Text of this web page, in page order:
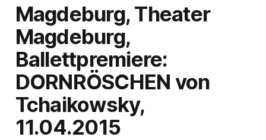
Magdeburg, Theater
Magdeburg,
Ballettpremiere:
DORNRÖSCHEN von
Tchaikowsky,
11.04.2015